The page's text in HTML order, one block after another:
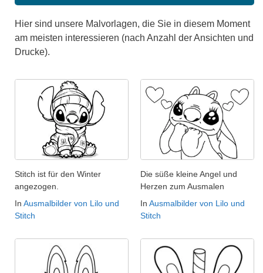
Hier sind unsere Malvorlagen, die Sie in diesem Moment
am meisten interessieren (nach Anzahl der Ansichten und
Drucke).
Stitch ist für den Winter
angezogen.
In Ausmalbilder von Lilo und
Stitch
Die süße kleine Angel und
Herzen zum Ausmalen
In Ausmalbilder von Lilo und
Stitch